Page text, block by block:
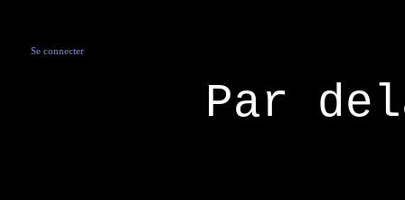
Se connecter
Par